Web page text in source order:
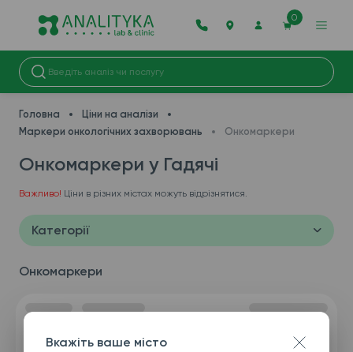
0
Головна
Ціни на аналізи
Маркери онкологічних захворювань
Онкомаркери
Онкомаркери у Гадячі
Важливо! Ціни в різних містах можуть відрізнятися.
Категорії
Онкомаркери
Вкажіть ваше місто